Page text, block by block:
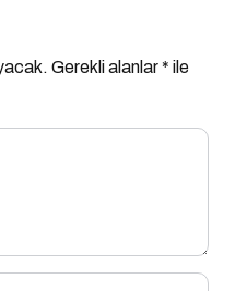
Gerekli alanlar* ile